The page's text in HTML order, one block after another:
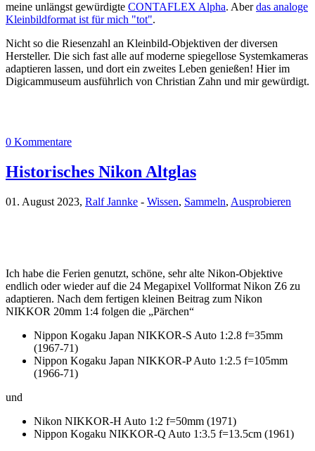
meine unlängst gewürdigte CONTAFLEX Alpha. Aberdas analoge
Kleinbildformat ist für mich "tot".
Nicht so die Riesenzahl an Kleinbild-Objektiven der diversen
Hersteller. Die sich fast alle auf moderne spiegellose Systemkameras
adaptieren lassen, und dort ein zweites Leben genießen! Hier im
Digicammuseum ausführlich von Christian Zahn und mir gewürdigt.
0 Kommentare
Historisches Nikon Altglas
01. August 2023, Ralf Jannke - Wissen, Sammeln, Ausprobieren
Ich habe die Ferien genutzt, schöne, sehr alte Nikon-Objektive
endlich oder wieder auf die 24 Megapixel Vollformat Nikon Z6 zu
adaptieren. Nach dem fertigen kleinen Beitrag zum Nikon
NIKKOR 20mm 1:4 folgen die „Pärchen“
Nippon Kogaku Japan NIKKOR-S Auto 1:2.8 f=35mm
(1967-71)
Nippon Kogaku Japan NIKKOR-P Auto 1:2.5 f=105mm
(1966-71)
und
Nikon NIKKOR-H Auto 1:2 f=50mm (1971)
Nippon Kogaku NIKKOR-Q Auto 1:3.5 f=13.5cm (1961)